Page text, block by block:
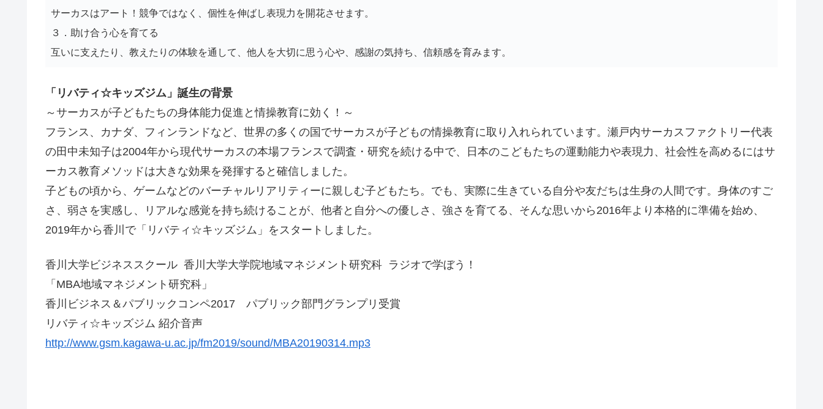
サーカスはアート！競争ではなく、個性を伸ばし表現力を開花させます。
３．助け合う心を育てる
互いに支えたり、教えたりの体験を通して、他人を大切に思う心や、感謝の気持ち、信頼感を育みます。
「リバティ☆キッズジム」誕生の背景
～サーカスが子どもたちの身体能力促進と情操教育に効く！～
フランス、カナダ、フィンランドなど、世界の多くの国でサーカスが子どもの情操教育に取り入れられています。瀬戸内サーカスファクトリー代表
の田中未知子は2004年から現代サーカスの本場フランスで調査・研究を続ける中で、日本のこどもたちの運動能力や表現力、社会性を高めるにはサ
ーカス教育メソッドは大きな効果を発揮すると確信しました。
子どもの頃から、ゲームなどのバーチャルリアリティーに親しむ子どもたち。でも、実際に生きている自分や友だちは生身の人間です。身体のすご
さ、弱さを実感し、リアルな感覚を持ち続けることが、他者と自分への優しさ、強さを育てる、そんな思いから2016年より本格的に準備を始め、
2019年から香川で「リバティ☆キッズジム」をスタートしました。
香川大学ビジネススクール 香川大学大学院地域マネジメント研究科 ラジオで学ぼう！
「MBA地域マネジメント研究科」
香川ビジネス＆パブリックコンペ2017 パブリック部門グランプリ受賞
リバティ☆キッズジム 紹介音声
http://www.gsm.kagawa-u.ac.jp/fm2019/sound/MBA20190314.mp3